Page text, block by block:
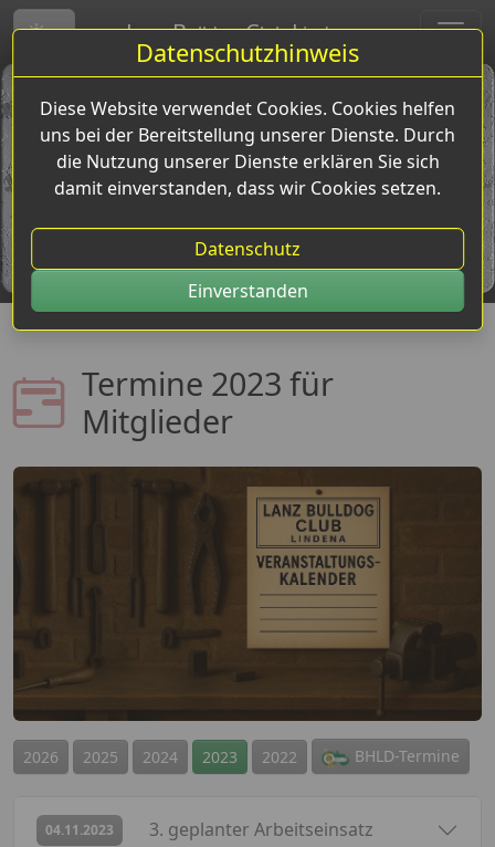
Toggle theme
Lanz-Bulldog-Club-Lindena
Termine 2023 für
Mitglieder
2026 2025 2024 2023 2022 BHLD-Termine
04.11.2023
abgesagt3. geplanter Arbeitseinsatz
Datenschutzhinweis
Diese Website verwendet Cookies. Cookies helfen
uns bei der Bereitstellung unserer Dienste. Durch
die Nutzung unserer Dienste erklären Sie sich
damit einverstanden, dass wir Cookies setzen.
Datenschutz
Einverstanden